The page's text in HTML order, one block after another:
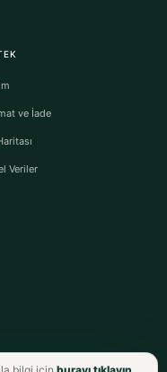
ve İade
Veriler